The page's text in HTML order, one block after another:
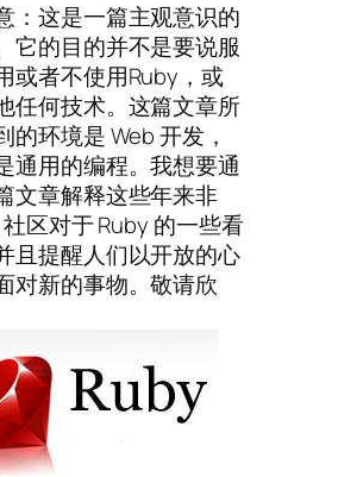
：这是一篇主观意识的
它的目的并不是要说服
或者不使用Ruby，或
任何技术。这篇文章所
的环境是 Web 开发，
通用的编程。我想要通
文章解释这些年来非
区对于 Ruby 的一些看
且提醒人们以开放的心
对新的事物。敬请欣